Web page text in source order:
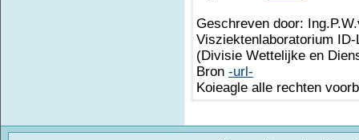
Geschreven door:
Visziektenlaboratorium
(Divisie Wettelijke en
Bron -url-
Koieagle alle rechten